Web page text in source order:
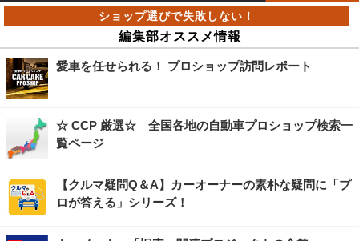
編集部オススメ情報
愛車を任せられる！ プロショップ訪問レポート
☆ CCP 厳選☆ 全国各地の自動車プロショップ検索一
覧ページ
【クルマ疑問Q＆A】カーオーナーの素朴な疑問に「プ
ロが答える」シリーズ！